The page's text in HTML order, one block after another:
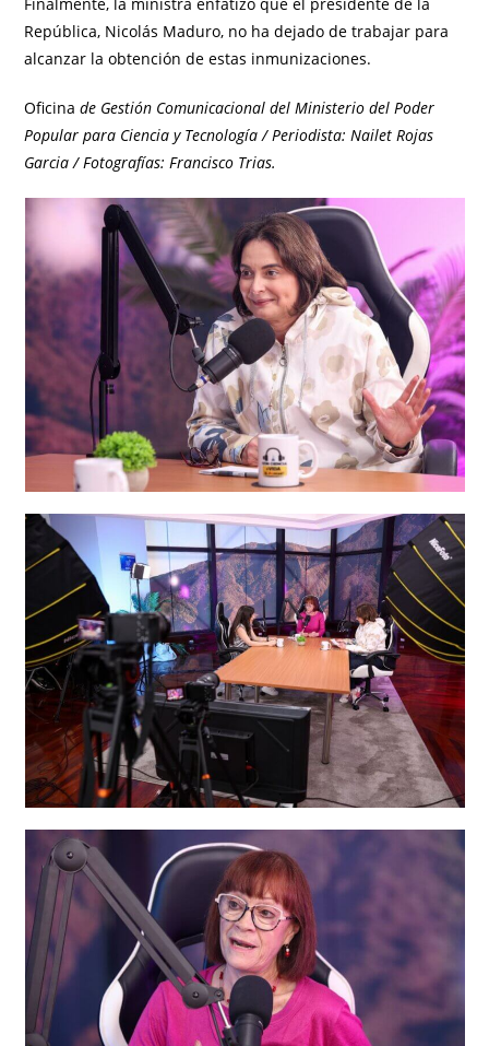
República, Nicolás Maduro, no ha dejado de trabajar para
alcanzar la obtención de estas inmunizaciones.
Oficina de Gestión Comunicacional del Ministerio del Poder
Popular para Ciencia y Tecnología / Periodista: Nailet Rojas
Garcia / Fotografías: Francisco Trias.